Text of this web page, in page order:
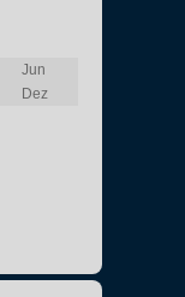
Jun
Dez